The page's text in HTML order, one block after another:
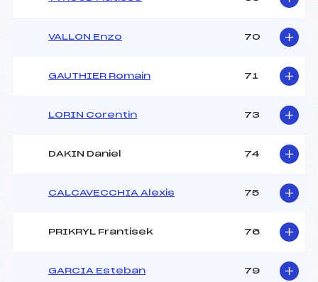
VALLON Enzo 70
GAUTHIER Romain 71
LORIN Corentin 73
DAKIN Daniel 74
CALCAVECCHIA Alexis 75
PRIKRYL Frantisek 76
GARCIA Esteban 79